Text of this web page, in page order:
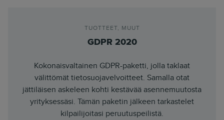
TUOTTEET, MUUT
GDPR 2020
Kokonaisvaltainen GDPR-paketti, jolla taklaat
välittömät tietosuojavelvoitteet. Samalla otat
jättiläisen askeleen kohti kestävää asennemuutosta
yrityksessäsi. Tämän paketin jälkeen tarkastelet
kilpailijoitasi peruutuspeilistä.